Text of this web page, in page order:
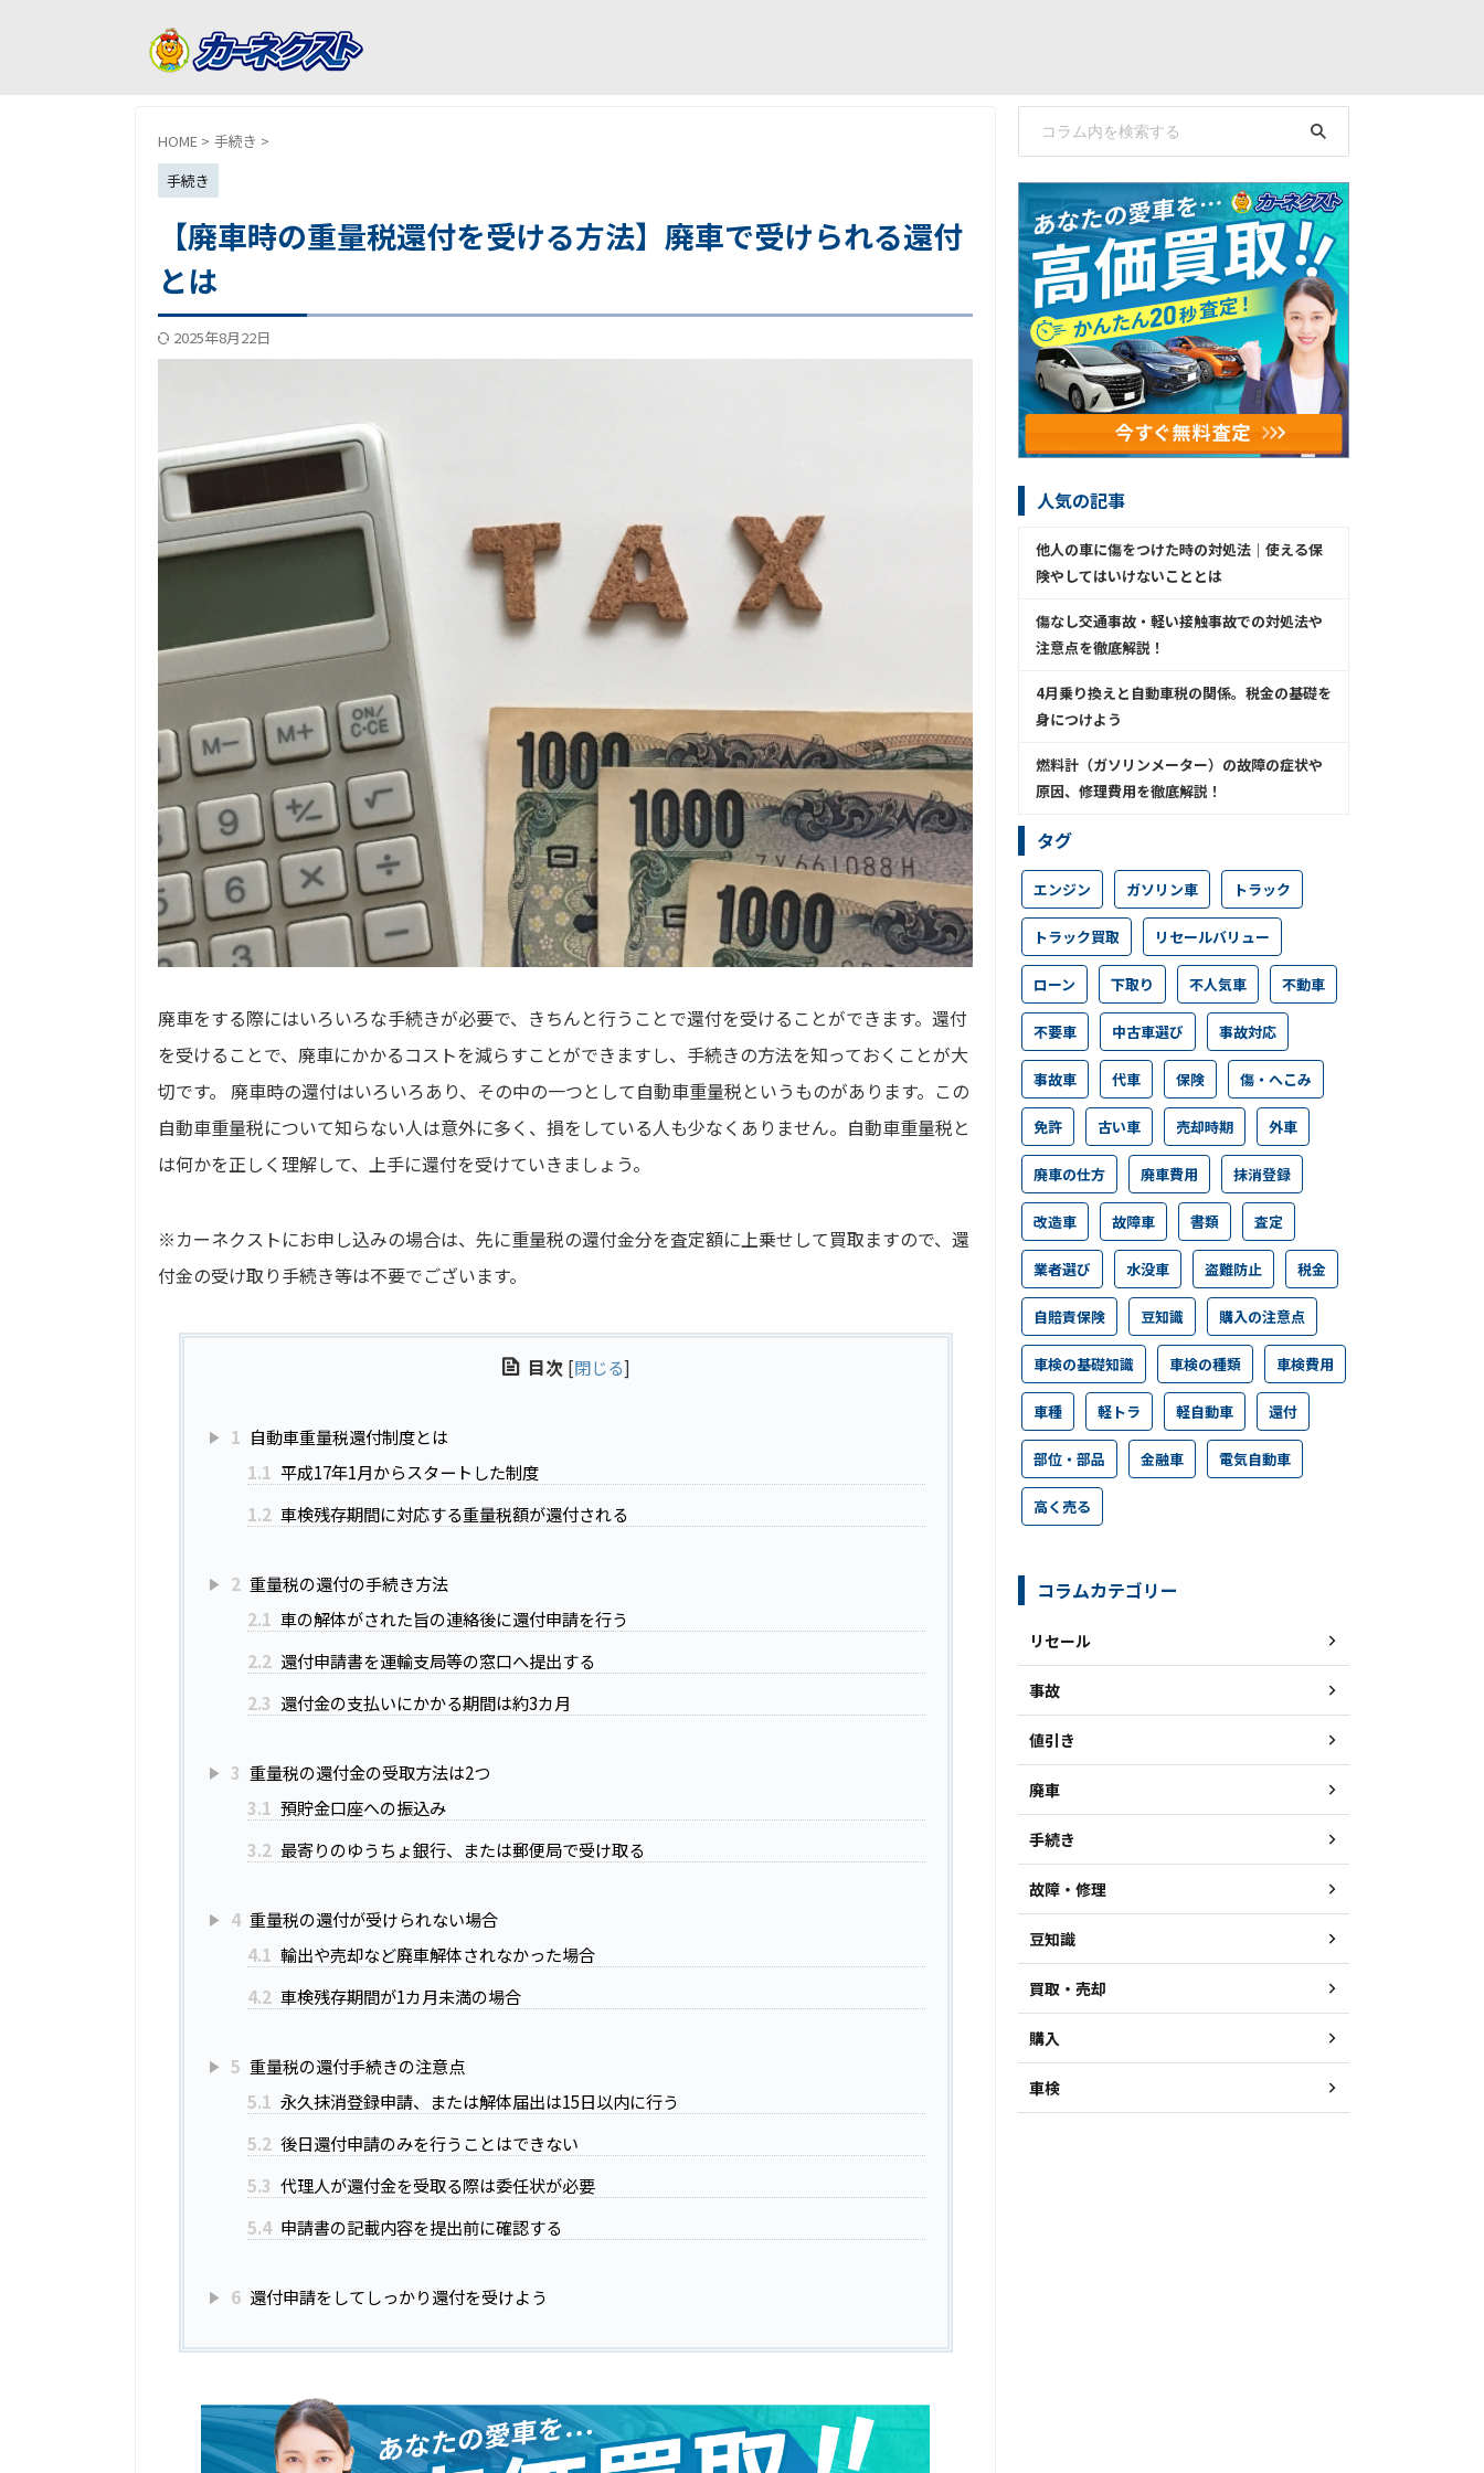
HOME > 手続き >
手続き
【廃車時の重量税還付を受ける方法】廃車で受けられる還付
とは
2025年8月22日
廃車をする際にはいろいろな手続きが必要で、きちんと行うことで還付を受けることができます。還付
を受けることで、廃車にかかるコストを減らすことができますし、手続きの方法を知っておくことが大
切です。 廃車時の還付はいろいろあり、その中の一つとして自動車重量税というものがあります。この
自動車重量税について知らない人は意外に多く、損をしている人も少なくありません。自動車重量税と
は何かを正しく理解して、上手に還付を受けていきましょう。
※カーネクストにお申し込みの場合は、先に重量税の還付金分を査定額に上乗せして買取ますので、還
付金の受け取り手続き等は不要でございます。
目次 [閉じる]
1 自動車重量税還付制度とは
1.1 平成17年1月からスタートした制度
1.2 車検残存期間に対応する重量税額が還付される
2 重量税の還付の手続き方法
2.1 車の解体がされた旨の連絡後に還付申請を行う
2.2 還付申請書を運輸支局等の窓口へ提出する
2.3 還付金の支払いにかかる期間は約3カ月
3 重量税の還付金の受取方法は2つ
3.1 預貯金口座への振込み
3.2 最寄りのゆうちょ銀行、または郵便局で受け取る
4 重量税の還付が受けられない場合
4.1 輸出や売却など廃車解体されなかった場合
4.2 車検残存期間が1カ月未満の場合
5 重量税の還付手続きの注意点
5.1 永久抹消登録申請、または解体届出は15日以内に行う
5.2 後日還付申請のみを行うことはできない
5.3 代理人が還付金を受取る際は委任状が必要
5.4 申請書の記載内容を提出前に確認する
6 還付申請をしてしっかり還付を受けよう
人気の記事
他人の車に傷をつけた時の対処法│使える保
険やしてはいけないこととは
傷なし交通事故・軽い接触事故での対処法や
注意点を徹底解説！
4月乗り換えと自動車税の関係。税金の基礎を
身につけよう
燃料計（ガソリンメーター）の故障の症状や
原因、修理費用を徹底解説！
タグ
エンジン ガソリン車 トラック
トラック買取 リセールバリュー
ローン 下取り 不人気車 不動車
不要車 中古車選び 事故対応
事故車 代車 保険 傷・へこみ
免許 古い車 売却時期 外車
廃車の仕方 廃車費用 抹消登録
改造車 故障車 書類 査定
業者選び 水没車 盗難防止 税金
自賠責保険 豆知識 購入の注意点
車検の基礎知識 車検の種類 車検費用
車種 軽トラ 軽自動車 還付
部位・部品 金融車 電気自動車
高く売る
コラムカテゴリー
リセール
事故
値引き
廃車
手続き
故障・修理
豆知識
買取・売却
購入
車検